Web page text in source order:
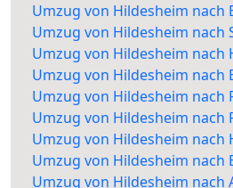
Umzug von Hildesheim nach
Umzug von Hildesheim nach
Umzug von Hildesheim nach
Umzug von Hildesheim nach
Umzug von Hildesheim nach
Umzug von Hildesheim nach
Umzug von Hildesheim nach
Umzug von Hildesheim nach
Umzug von Hildesheim nach